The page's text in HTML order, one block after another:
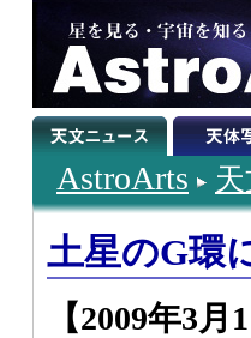
AstroArts
土星のG環
【2009年3月